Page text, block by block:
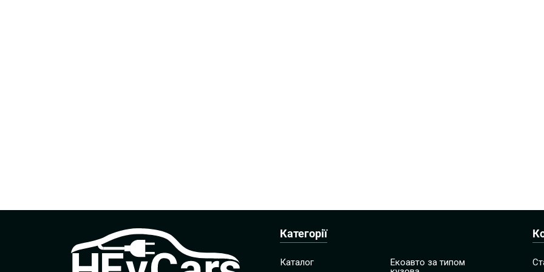
Категорії
Каталог
Екоавто за типом